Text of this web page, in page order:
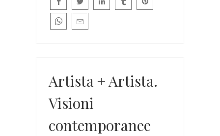
Artista + Artista.
Visioni
contemporanee